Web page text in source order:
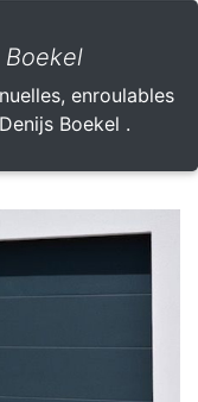
enroulables
Boekel .